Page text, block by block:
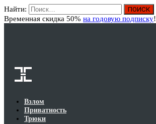
Найти:
Временная скидка 50% на годовую подписку!
Взлом
Приватность
Трюки